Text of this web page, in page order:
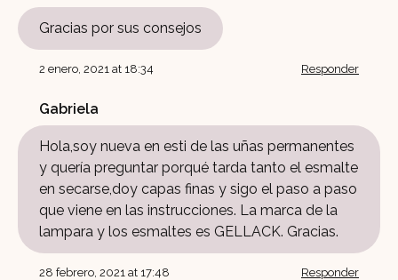
Gracias por sus consejos
2 enero, 2021 at 18:34 Responder
Gabriela
Hola,soy nueva en esti de las uñas permanentes
y quería preguntar porqué tarda tanto el esmalte
en secarse,doy capas finas y sigo el paso a paso
que viene en las instrucciones. La marca de la
lampara y los esmaltes es GELLACK. Gracias.
28 febrero, 2021 at 17:48 Responder